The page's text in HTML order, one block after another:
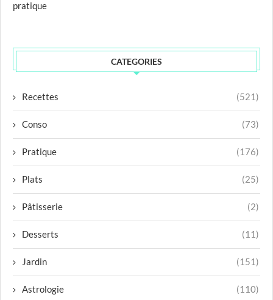
pratique
CATEGORIES
Recettes (521)
Conso (73)
Pratique (176)
Plats (25)
Pâtisserie (2)
Desserts (11)
Jardin (151)
Astrologie (110)